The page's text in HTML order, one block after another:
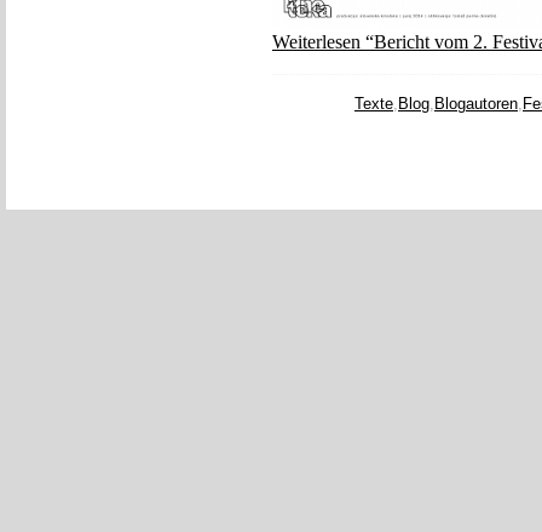
Weiterlesen “Bericht vom 2.
Texte, Blog, Blogautoren,